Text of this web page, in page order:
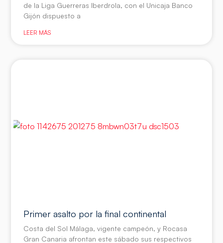
de la Liga Guerreras Iberdrola, con el Unicaja Banco
Gijón dispuesto a
LEER MÁS
Primer asalto por la final continental
Costa del Sol Málaga, vigente campeón, y Rocasa
Gran Canaria afrontan este sábado sus respectivos